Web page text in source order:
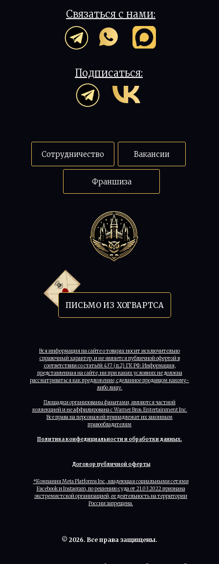
Связаться с нами:
Подписаться:
Договор публичной оферты
Вся информация на сайте о товарах носит исключительно
справочный характер, и не является публичной офертой в
соответствии со статьёй 437 (п.2) ГК РФ. Информация,
представленная на сайте, ни при каких условиях не должна
рассматриваться как предложение, сделанное продавцом какому-
либо лицу.
Площадки организованы фанатами, являются частной
коллекцией и не аффилирована с Warner Bros. Entertainment Inc.
Все права на персонажей принадлежат их законным
правообладателям
Политика конфедициальности и обработки данных.
Франшиза
Сотрудничество
© 2026. Все права защищены.
*Компания Meta Platforms Inc., владеющая социальными сетями
Facebook и Instagram, по решению суда от 21.03.2022 признана
экстремистской организацией, ее деятельность на территории
России запрещена.
Вакансии
ПИСЬМО ИЗ ХОГВАРТСА